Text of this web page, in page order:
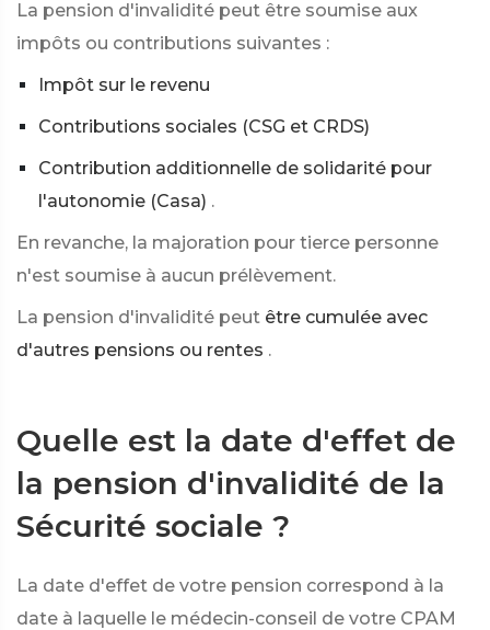
La pension d'invalidité peut être soumise aux
impôts ou contributions suivantes :
Impôt sur le revenu
Contributions sociales (CSG et CRDS)
Contribution additionnelle de solidarité pour
l'autonomie (Casa) .
En revanche, la majoration pour tierce personne
n'est soumise à aucun prélèvement.
La pension d'invalidité peut être cumulée avec
d'autres pensions ou rentes .
Quelle est la date d'effet de
la pension d'invalidité de la
Sécurité sociale ?
La date d'effet de votre pension correspond à la
date à laquelle le médecin-conseil de votre CPAM